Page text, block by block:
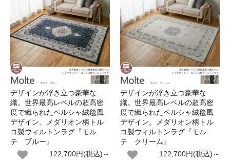
デザインが浮き立つ豪華な
織。世界最高レベルの超高密
度で織られたペルシャ絨毯風
デザイン。メダリオン柄トル
コ製ウィルトンラグ『モル
テ ブルー』
122,700円(税込)～
デザインが浮き立つ豪華な
織。世界最高レベルの超高密
度で織られたペルシャ絨毯風
デザイン。メダリオン柄トル
コ製ウィルトンラグ『モル
テ クリーム』
122,700円(税込)～